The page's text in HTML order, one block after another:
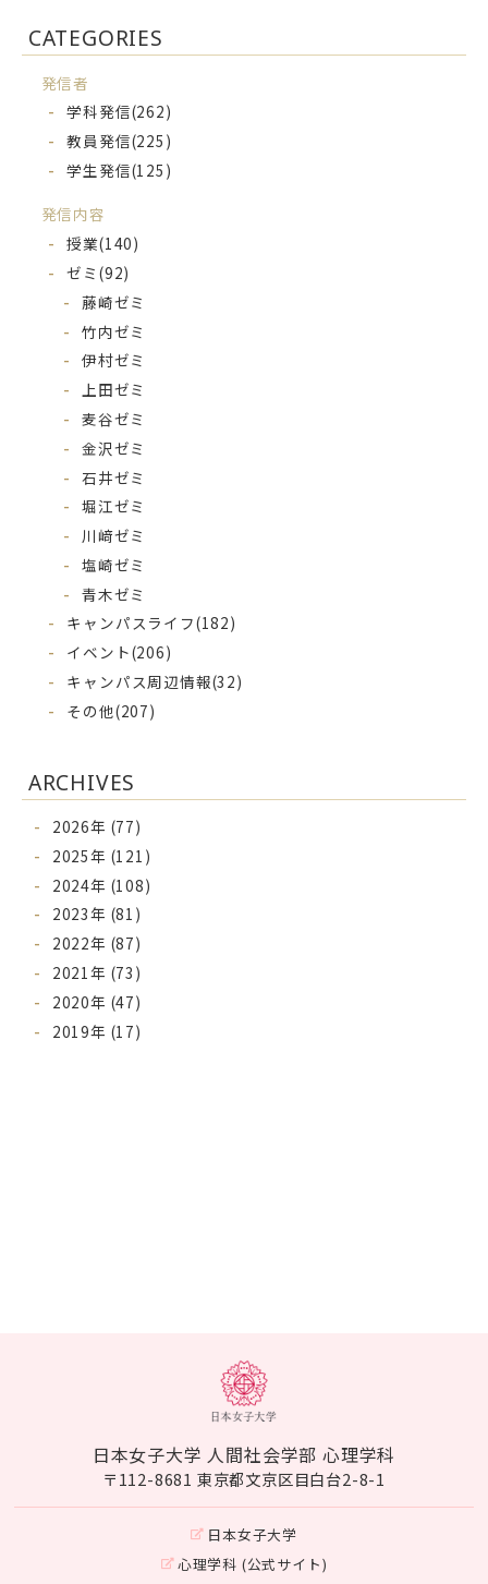
CATEGORIES
発信者
学科発信(262)
教員発信(225)
学生発信(125)
発信内容
授業(140)
ゼミ(92)
藤崎ゼミ
竹内ゼミ
伊村ゼミ
上田ゼミ
麦谷ゼミ
金沢ゼミ
石井ゼミ
堀江ゼミ
川﨑ゼミ
塩崎ゼミ
青木ゼミ
キャンパスライフ(182)
イベント(206)
キャンパス周辺情報(32)
その他(207)
ARCHIVES
2026年 (77)
2025年 (121)
2024年 (108)
2023年 (81)
2022年 (87)
2021年 (73)
2020年 (47)
2019年 (17)
日本女子大学 人間社会学部 心理学科
〒112-8681 東京都文京区目白台2-8-1
日本女子大学
心理学科 (公式サイト)